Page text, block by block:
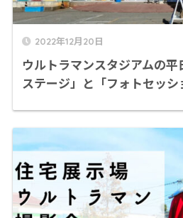
2022年12月20日
ウルトラマンスタジアムの
ステージ」と「フォトセッ